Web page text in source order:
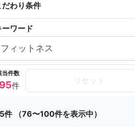
だわり条件
ーワード
当件数
件
リセット
件 （76〜100件を表示中）